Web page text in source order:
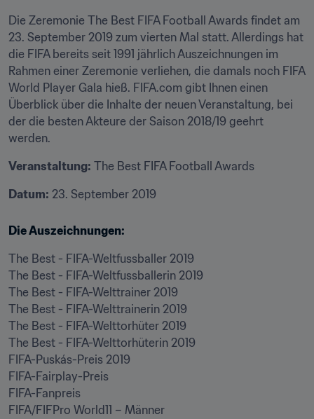
Die Zeremonie The Best FIFA Football Awards findet am
23. September 2019 zum vierten Mal statt. Allerdings hat
die FIFA bereits seit 1991 jährlich Auszeichnungen im
Rahmen einer Zeremonie verliehen, die damals noch FIFA
World Player Gala hieß. FIFA.com gibt Ihnen einen
Überblick über die Inhalte der neuen Veranstaltung, bei
der die besten Akteure der Saison 2018/19 geehrt
werden.
Veranstaltung: The Best FIFA Football Awards
Datum: 23. September 2019
Die Auszeichnungen:
The Best - FIFA-Weltfussballer 2019
The Best - FIFA-Weltfussballerin 2019
The Best - FIFA-Welttrainer 2019
The Best - FIFA-Welttrainerin 2019
The Best - FIFA-Welttorhüter 2019
The Best - FIFA-Welttorhüterin 2019
FIFA-Puskás-Preis 2019
FIFA-Fairplay-Preis
FIFA-Fanpreis
FIFA/FIFPro World11 – Männer